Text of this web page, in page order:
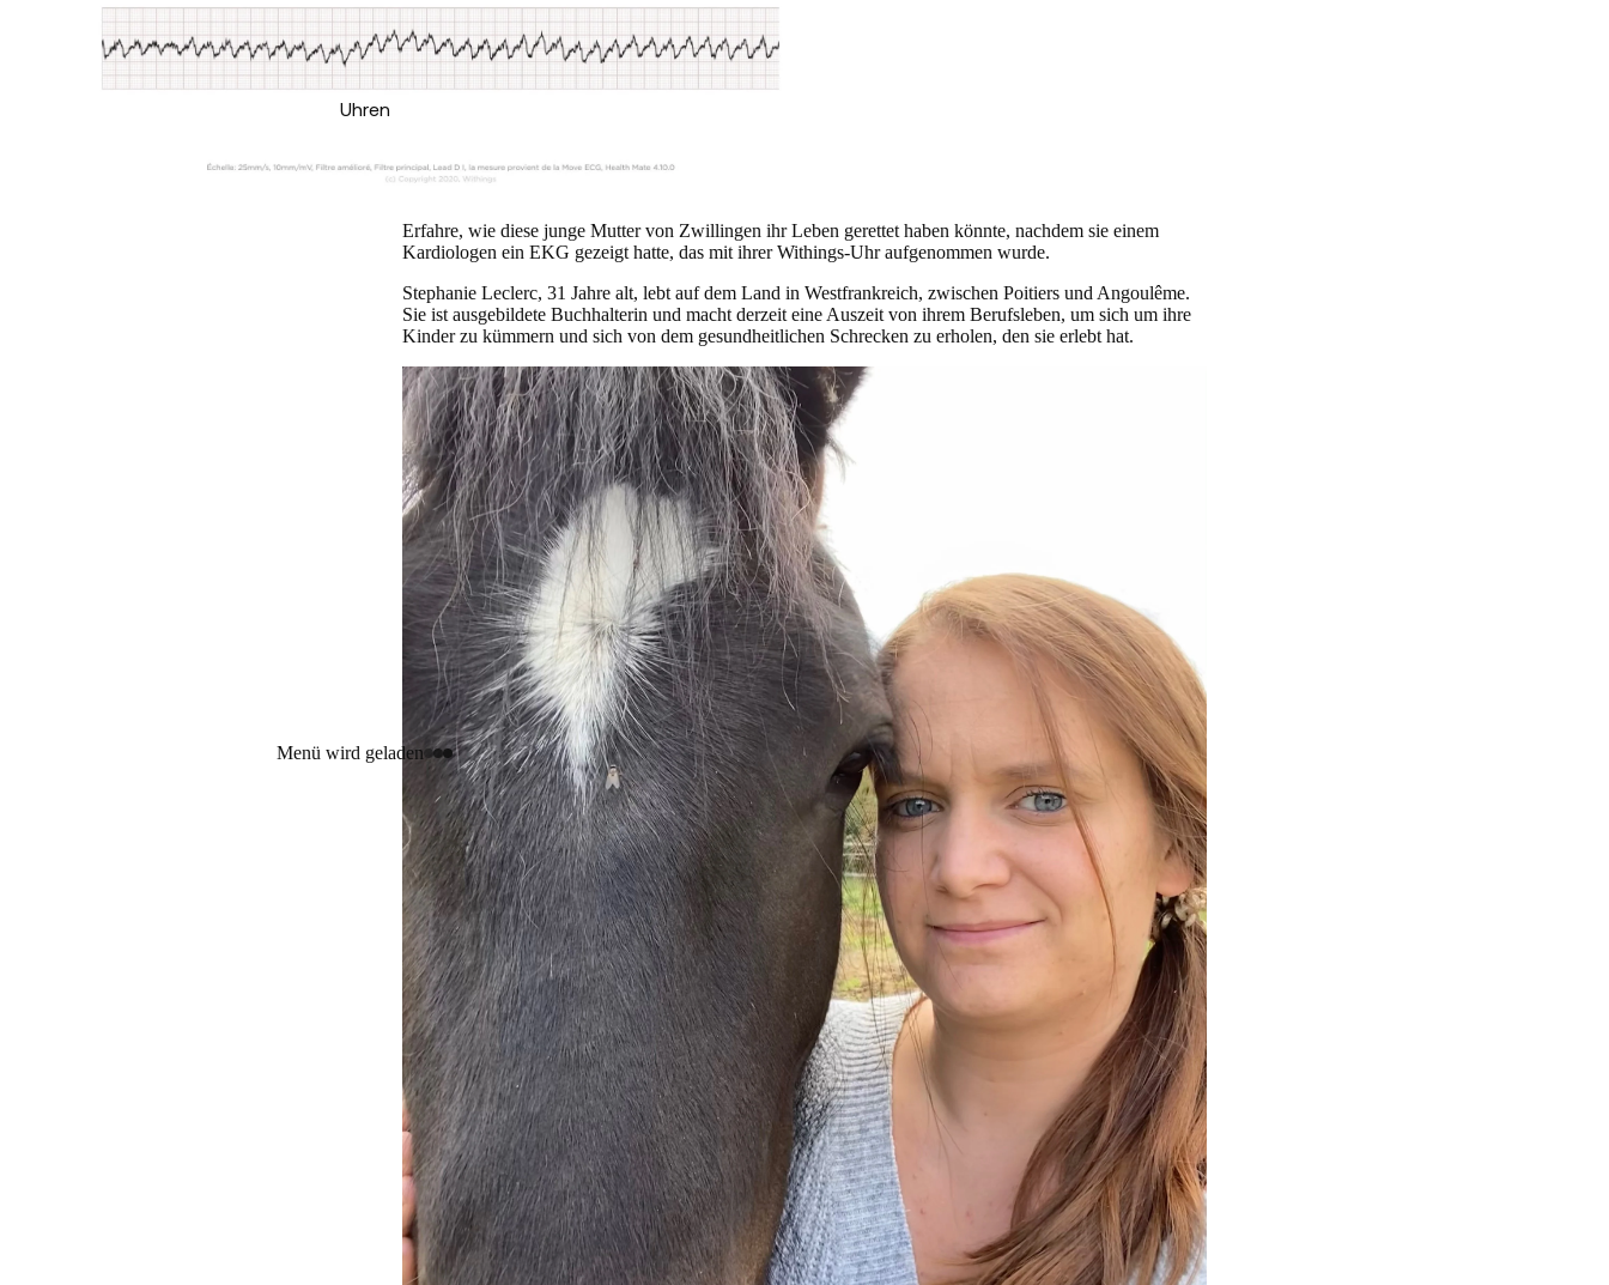
Uhren
Menü wird geladen
Erfahre, wie diese junge Mutter von Zwillingen ihr Leben gerettet haben könnte, nachdem sie einem
Kardiologen ein EKG gezeigt hatte, das mit ihrer Withings-Uhr aufgenommen wurde.
Stephanie Leclerc, 31 Jahre alt, lebt auf dem Land in Westfrankreich, zwischen Poitiers und Angoulême.
Sie ist ausgebildete Buchhalterin und macht derzeit eine Auszeit von ihrem Berufsleben, um sich um ihre
Kinder zu kümmern und sich von dem gesundheitlichen Schrecken zu erholen, den sie erlebt hat.